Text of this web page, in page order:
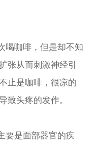
咖啡，但是却不知
张从而刺激神经引
止是咖啡，很凉的
致头疼的发作。
是面部器官的疾